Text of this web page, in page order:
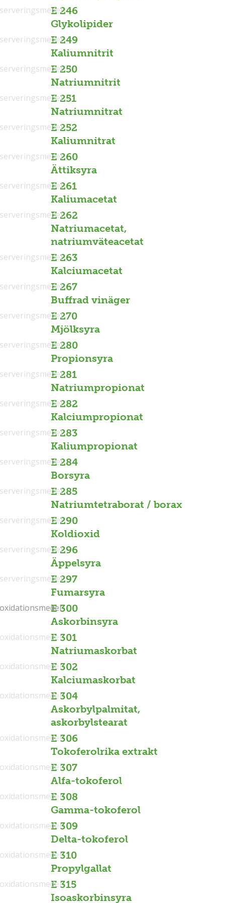
E 246
Glykolipider
E 249
Kaliumnitrit
E 250
Natriumnitrit
E 251
Natriumnitrat
E 252
Kaliumnitrat
E 260
Ättiksyra
E 261
Kaliumacetat
E 262
Natriumacetat,
natriumväteacetat
E 263
Kalciumacetat
E 267
Buffrad vinäger
E 270
Mjölksyra
E 280
Propionsyra
E 281
Natriumpropionat
E 282
Kalciumpropionat
E 283
Kaliumpropionat
E 284
Borsyra
E 285
Natriumtetraborat / borax
E 290
Koldioxid
E 296
Äppelsyra
E 297
Fumarsyra
E 300
Askorbinsyra
E 301
Natriumaskorbat
E 302
Kalciumaskorbat
E 304
Askorbylpalmitat,
askorbylstearat
E 306
Tokoferolrika extrakt
E 307
Alfa-tokoferol
E 308
Gamma-tokoferol
E 309
Delta-tokoferol
E 310
Propylgallat
E 315
Isoaskorbinsyra